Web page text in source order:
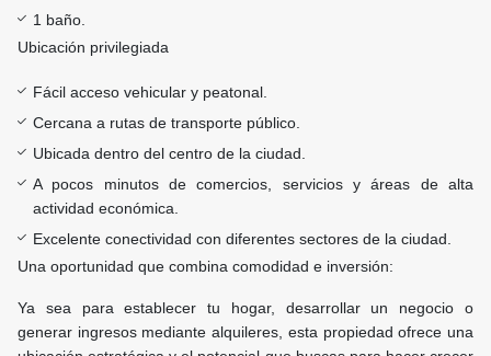
1 baño.
Ubicación privilegiada
Fácil acceso vehicular y peatonal.
Cercana a rutas de transporte público.
Ubicada dentro del centro de la ciudad.
A pocos minutos de comercios, servicios y áreas de alta
actividad económica.
Excelente conectividad con diferentes sectores de la ciudad.
Una oportunidad que combina comodidad e inversión:
Ya sea para establecer tu hogar, desarrollar un negocio o
generar ingresos mediante alquileres, esta propiedad ofrece una